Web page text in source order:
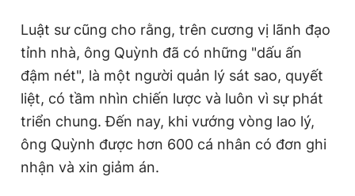
Luật sư cũng cho rằng, trên cương vị lãnh đạo
tỉnh nhà, ông Quỳnh đã có những "dấu ấn
đậm nét", là một người quản lý sát sao, quyết
liệt, có tầm nhìn chiến lược và luôn vì sự phát
triển chung. Đến nay, khi vướng vòng lao lý,
ông Quỳnh được hơn 600 cá nhân có đơn ghi
nhận và xin giảm án.